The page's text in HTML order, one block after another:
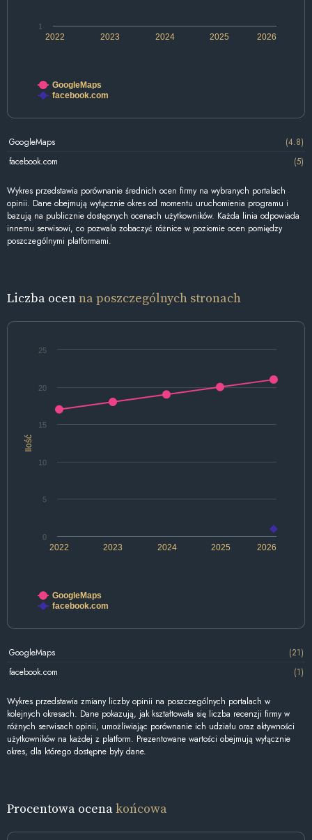
2022 2024 2026
2023 2025
1
GoogleMaps
facebook.com
GoogleMaps
(4.8)
facebook.com
(5)
Wykres przedstawia porównanie średnich ocen firmy na wybranych portalach
opinii. Dane obejmują wyłącznie okres od momentu uruchomienia programu i
bazują na publicznie dostępnych ocenach użytkowników. Każda linia odpowiada
innemu serwisowi, co pozwala zobaczyć różnice w poziomie ocen pomiędzy
poszczególnymi platformami.
Liczba ocenna poszczególnych stronach
Ilość
2022 2024 2026
2023 2025
0
5
10
15
20
25
GoogleMaps
facebook.com
GoogleMaps
(21)
facebook.com
(1)
Wykres przedstawia zmiany liczby opinii na poszczególnych portalach w
kolejnych okresach. Dane pokazują, jak kształtowała się liczba recenzji firmy w
różnych serwisach opinii, umożliwiając porównanie ich udziału oraz aktywności
użytkowników na każdej z platform. Prezentowane wartości obejmują wyłącznie
okres, dla którego dostępne były dane.
Procentowa ocenakońcowa